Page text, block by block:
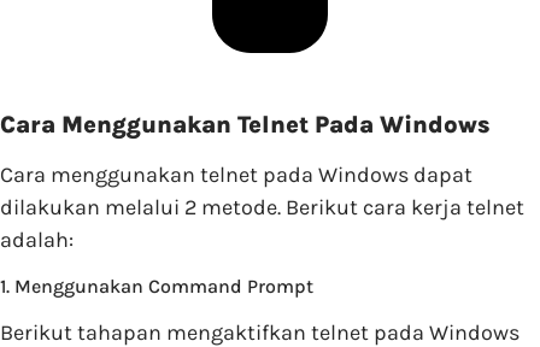
Cara Menggunakan Telnet Pada Windows
Cara menggunakan telnet pada Windows dapat
dilakukan melalui 2 metode. Berikut cara kerja telnet
adalah:
1. Menggunakan Command Prompt
Berikut tahapan mengaktifkan telnet pada Windows